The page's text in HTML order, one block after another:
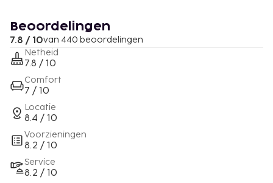
Beoordelingen
7.8 / 10van 440 beoordelingen
Netheid
7.8 / 10
Comfort
7 / 10
Locatie
8.4 / 10
Voorzieningen
8.2 / 10
Service
8.2 / 10